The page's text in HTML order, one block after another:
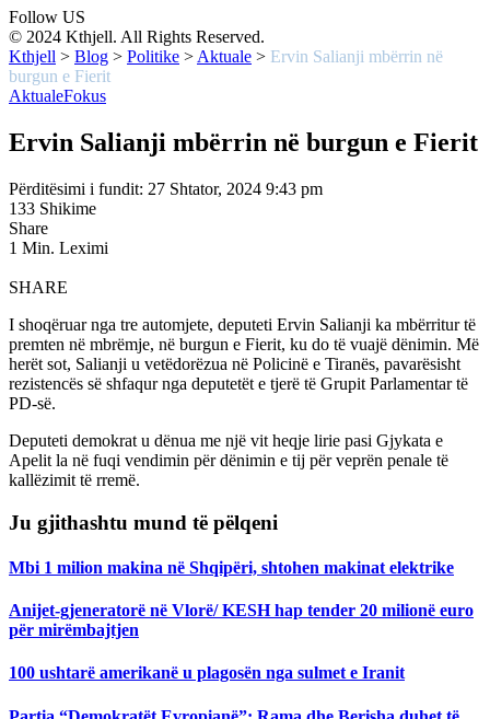
Follow US
© 2024 Kthjell. All Rights Reserved.
Kthjell > Blog > Politike > Aktuale > Ervin Salianji mbërrin në
burgun e Fierit
AktualeFokus
Ervin Salianji mbërrin në burgun e Fierit
Përditësimi i fundit: 27 Shtator, 2024 9:43 pm
133 Shikime
Share
1 Min. Leximi
SHARE
I shoqëruar nga tre automjete, deputeti Ervin Salianji ka mbërritur të
premten në mbrëmje, në burgun e Fierit, ku do të vuajë dënimin. Më
herët sot, Salianji u vetëdorëzua në Policinë e Tiranës, pavarësisht
rezistencës së shfaqur nga deputetët e tjerë të Grupit Parlamentar të
PD-së.
Deputeti demokrat u dënua me një vit heqje lirie pasi Gjykata e
Apelit la në fuqi vendimin për dënimin e tij për veprën penale të
kallëzimit të rremë.
Ju gjithashtu mund të pëlqeni
Mbi 1 milion makina në Shqipëri, shtohen makinat elektrike
Anijet-gjeneratorë në Vlorë/ KESH hap tender 20 milionë euro
për mirëmbajtjen
100 ushtarë amerikanë u plagosën nga sulmet e Iranit